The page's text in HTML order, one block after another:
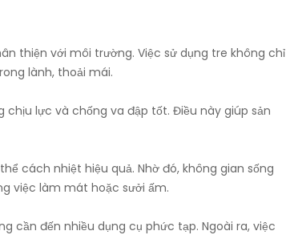
thiện với môi trường. Việc sử dụng tre không chỉ
lành, thoải mái.
lực và chống va đập tốt. Điều này giúp sản
cách nhiệt hiệu quả. Nhờ đó, không gian sống
việc làm mát hoặc sưởi ấm.
cần đến nhiều dụng cụ phức tạp. Ngoài ra, việc